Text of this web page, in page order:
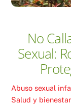
No
Sexual:
Abuso sexual
Salud y bienestar